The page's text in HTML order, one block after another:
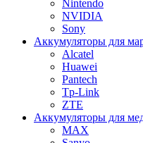
Nintendo
NVIDIA
Sony
Аккумуляторы для
Alcatel
Huawei
Pantech
Tp-Link
ZTE
Аккумуляторы для
MAX